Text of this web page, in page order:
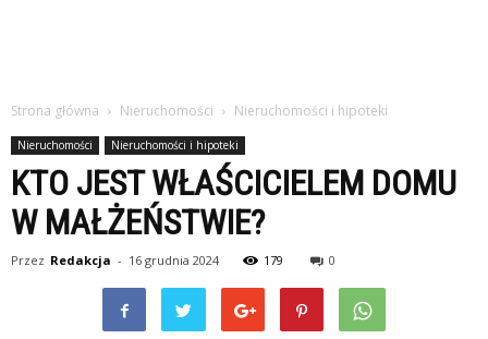
Strona główna Nieruchomości Nieruchomości i hipoteki
Nieruchomości Nieruchomości i hipoteki
KTO JEST WŁAŚCICIELEM DOMU
W MAŁŻEŃSTWIE?
Przez Redakcja - 16 grudnia 2024 179 0